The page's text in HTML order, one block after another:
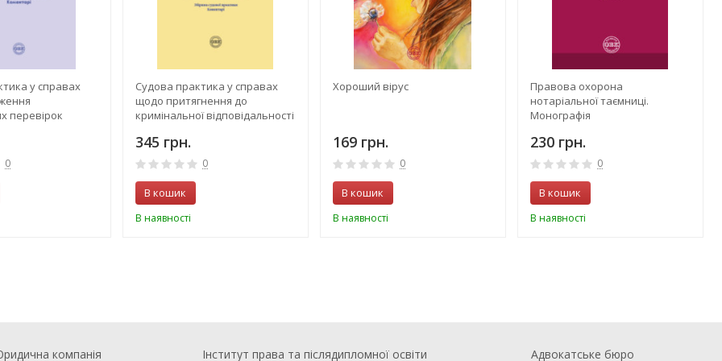
у справах
перевірок
0
Судова практика у справах
щодо притягнення до
кримінальної відповідальності
нотаріальних контор
345 грн.
0
В кошик
В наявності
Хороший вірус
169 грн.
0
В кошик
В наявності
Правова охорона
нотаріальної таємниці.
Монографія
230 грн.
0
В кошик
В наявності
компанія Інститут права та післядипломної освіти Адвокатське бюро